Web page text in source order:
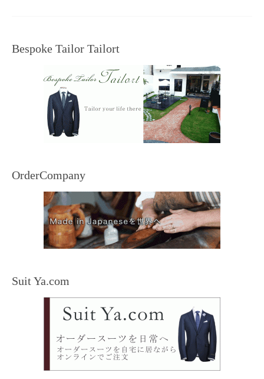
Bespoke Tailor Tailort
OrderCompany
Suit Ya.com